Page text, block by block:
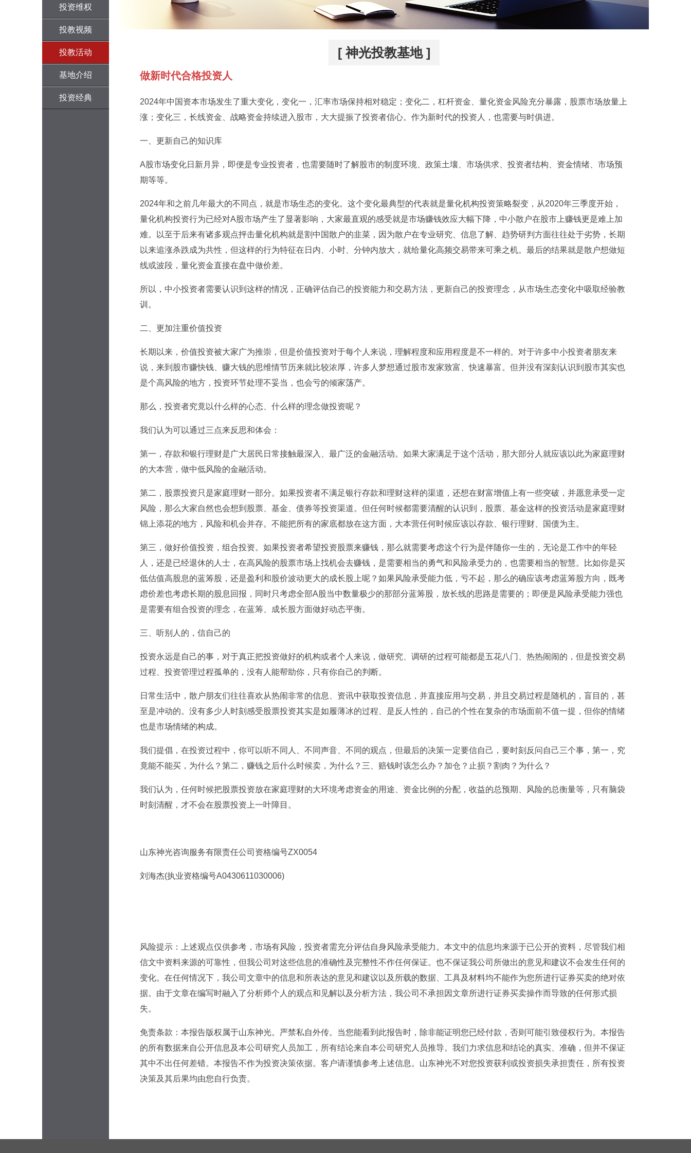
投资维权
投教视频
投教活动
基地介绍
投资经典
[ 神光投教基地 ]
做新时代合格投资人
2024年中国资本市场发生了重大变化，变化一，汇率市场保持相对稳定；变化二，杠杆资金、量化资金风险充分暴露，股票市场放量上
涨；变化三，长线资金、战略资金持续进入股市，大大提振了投资者信心。作为新时代的投资人，也需要与时俱进。
一、更新自己的知识库
A股市场变化日新月异，即便是专业投资者，也需要随时了解股市的制度环境、政策土壤、市场供求、投资者结构、资金情绪、市场预
期等等。
2024年和之前几年最大的不同点，就是市场生态的变化。这个变化最典型的代表就是量化机构投资策略裂变，从2020年三季度开始，
量化机构投资行为已经对A股市场产生了显著影响，大家最直观的感受就是市场赚钱效应大幅下降，中小散户在股市上赚钱更是难上加
难。以至于后来有诸多观点抨击量化机构就是割中国散户的韭菜，因为散户在专业研究、信息了解、趋势研判方面往往处于劣势，长期
以来追涨杀跌成为共性，但这样的行为特征在日内、小时、分钟内放大，就给量化高频交易带来可乘之机。最后的结果就是散户想做短
线或波段，量化资金直接在盘中做价差。
所以，中小投资者需要认识到这样的情况，正确评估自己的投资能力和交易方法，更新自己的投资理念，从市场生态变化中吸取经验教
训。
二、更加注重价值投资
长期以来，价值投资被大家广为推崇，但是价值投资对于每个人来说，理解程度和应用程度是不一样的。对于许多中小投资者朋友来
说，来到股市赚快钱、赚大钱的思维情节历来就比较浓厚，许多人梦想通过股市发家致富、快速暴富。但并没有深刻认识到股市其实也
是个高风险的地方，投资环节处理不妥当，也会亏的倾家荡产。
那么，投资者究竟以什么样的心态、什么样的理念做投资呢？
我们认为可以通过三点来反思和体会：
第一，存款和银行理财是广大居民日常接触最深入、最广泛的金融活动。如果大家满足于这个活动，那大部分人就应该以此为家庭理财
的大本营，做中低风险的金融活动。
第二，股票投资只是家庭理财一部分。如果投资者不满足银行存款和理财这样的渠道，还想在财富增值上有一些突破，并愿意承受一定
风险，那么大家自然也会想到股票、基金、债券等投资渠道。但任何时候都需要清醒的认识到，股票、基金这样的投资活动是家庭理财
锦上添花的地方，风险和机会并存。不能把所有的家底都放在这方面，大本营任何时候应该以存款、银行理财、国债为主。
第三，做好价值投资，组合投资。如果投资者希望投资股票来赚钱，那么就需要考虑这个行为是伴随你一生的，无论是工作中的年轻
人，还是已经退休的人士，在高风险的股票市场上找机会去赚钱，是需要相当的勇气和风险承受力的，也需要相当的智慧。比如你是买
低估值高股息的蓝筹股，还是盈利和股价波动更大的成长股上呢？如果风险承受能力低，亏不起，那么的确应该考虑蓝筹股方向，既考
虑价差也考虑长期的股息回报，同时只考虑全部A股当中数量极少的那部分蓝筹股，放长线的思路是需要的；即便是风险承受能力强也
是需要有组合投资的理念，在蓝筹、成长股方面做好动态平衡。
三、听别人的，信自己的
投资永远是自己的事，对于真正把投资做好的机构或者个人来说，做研究、调研的过程可能都是五花八门、热热闹闹的，但是投资交易
过程、投资管理过程孤单的，没有人能帮助你，只有你自己的判断。
日常生活中，散户朋友们往往喜欢从热闹非常的信息、资讯中获取投资信息，并直接应用与交易，并且交易过程是随机的，盲目的，甚
至是冲动的。没有多少人时刻感受股票投资其实是如履薄冰的过程、是反人性的，自己的个性在复杂的市场面前不值一提，但你的情绪
也是市场情绪的构成。
我们提倡，在投资过程中，你可以听不同人、不同声音、不同的观点，但最后的决策一定要信自己，要时刻反问自己三个事，第一，究
竟能不能买，为什么？第二，赚钱之后什么时候卖，为什么？三、赔钱时该怎么办？加仓？止损？割肉？为什么？
我们认为，任何时候把股票投资放在家庭理财的大环境考虑资金的用途、资金比例的分配，收益的总预期、风险的总衡量等，只有脑袋
时刻清醒，才不会在股票投资上一叶障目。
山东神光咨询服务有限责任公司资格编号ZX0054
刘海杰(执业资格编号A0430611030006)
风险提示：上述观点仅供参考，市场有风险，投资者需充分评估自身风险承受能力。本文中的信息均来源于已公开的资料，尽管我们相
信文中资料来源的可靠性，但我公司对这些信息的准确性及完整性不作任何保证。也不保证我公司所做出的意见和建议不会发生任何的
变化。在任何情况下，我公司文章中的信息和所表达的意见和建议以及所载的数据、工具及材料均不能作为您所进行证券买卖的绝对依
据。由于文章在编写时融入了分析师个人的观点和见解以及分析方法，我公司不承担因文章所进行证券买卖操作而导致的任何形式损
失。
免责条款：本报告版权属于山东神光。严禁私自外传。当您能看到此报告时，除非能证明您已经付款，否则可能引致侵权行为。本报告
的所有数据来自公开信息及本公司研究人员加工，所有结论来自本公司研究人员推导。我们力求信息和结论的真实、准确，但并不保证
其中不出任何差错。本报告不作为投资决策依据。客户请谨慎参考上述信息。山东神光不对您投资获利或投资损失承担责任，所有投资
决策及其后果均由您自行负责。